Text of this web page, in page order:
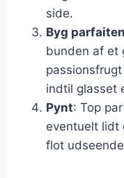
side.
Byg parfaiten
bunden af et
indtil glasset
Pynt: Top
eventuelt lidt
flot